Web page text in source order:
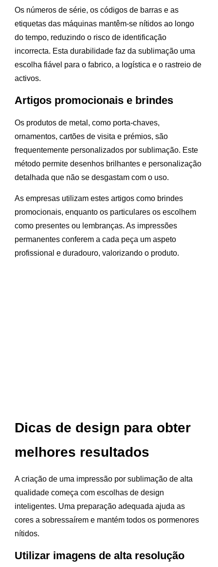
Os números de série, os códigos de barras e as
etiquetas das máquinas mantêm-se nítidos ao longo
do tempo, reduzindo o risco de identificação
incorrecta. Esta durabilidade faz da sublimação uma
escolha fiável para o fabrico, a logística e o rastreio de
activos.
Artigos promocionais e brindes
Os produtos de metal, como porta-chaves,
ornamentos, cartões de visita e prémios, são
frequentemente personalizados por sublimação. Este
método permite desenhos brilhantes e personalização
detalhada que não se desgastam com o uso.
As empresas utilizam estes artigos como brindes
promocionais, enquanto os particulares os escolhem
como presentes ou lembranças. As impressões
permanentes conferem a cada peça um aspeto
profissional e duradouro, valorizando o produto.
Dicas de design para obter
melhores resultados
A criação de uma impressão por sublimação de alta
qualidade começa com escolhas de design
inteligentes. Uma preparação adequada ajuda as
cores a sobressaírem e mantém todos os pormenores
nítidos.
Utilizar imagens de alta resolução